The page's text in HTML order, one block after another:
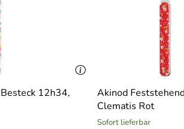
12h34,
Akinod
Clematis Rot
Sofort lieferbar